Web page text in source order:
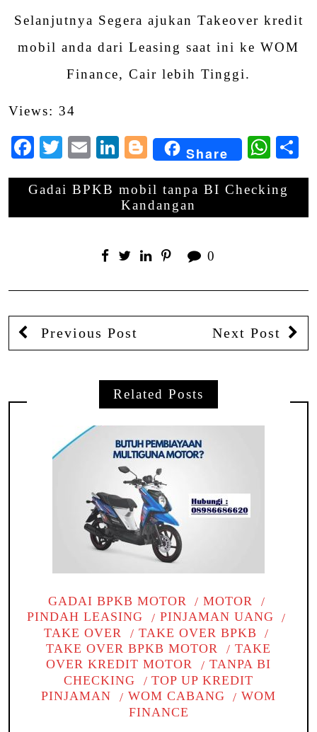
Selanjutnya Segera ajukan Takeover kredit
mobil anda dari Leasing saat ini ke WOM
Finance, Cair lebih Tinggi.
Views: 34
Facebook
Twitter
EmailLinkedIn
Blogger
Share
Gadai BPKB mobil tanpa BI Checking
Kandangan
0
Previous Post Next Post
Related Posts
GADAI BPKB MOTOR
MOTOR
PINDAH LEASING
PINJAMAN UANG
TAKE OVER
TAKE OVER BPKB
TAKE OVER BPKB MOTOR
TAKE
OVER KREDIT MOTOR
TANPA BI
CHECKING
TOP UP KREDIT
PINJAMAN
WOM CABANG
WOM
FINANCE